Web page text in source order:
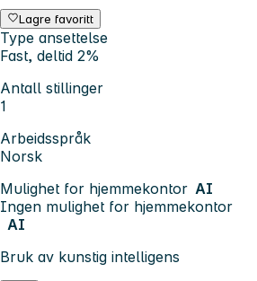
Lagre favoritt
Type ansettelse
Fast, deltid 2%
Antall stillinger
1
Arbeidsspråk
Norsk
Mulighet for hjemmekontor AI
Ingen mulighet for hjemmekontor
AI
Bruk av kunstig intelligens